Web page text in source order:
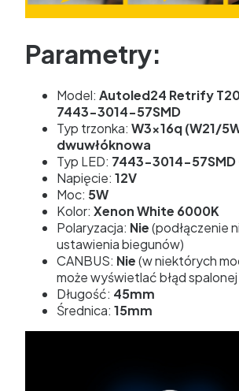
Parametry:
Model: Autoled24 Retrify
7443-3014-57SMD
Typ trzonka: W3x16q (W21/
dwuwłóknowa
Typ LED: 7443-3014-57SMD
Napięcie: 12V
Moc: 5W
Kolor: Xenon White 6000K
Polaryzacja: Nie(podłączenie
ustawienia biegunów)
CANBUS: Nie(w niektórych
może wyświetlać błąd spalonej
Długość: 45mm
Średnica: 15mm